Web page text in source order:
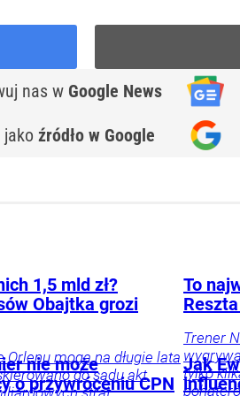
nas w Google News
jako źródło w Google
1,5 mld zł?
Obajtka grozi
mogą na długie lata
do sądu akt
strat
To
Trener
tylko
nie może
o przywróceniu CPN
Jak